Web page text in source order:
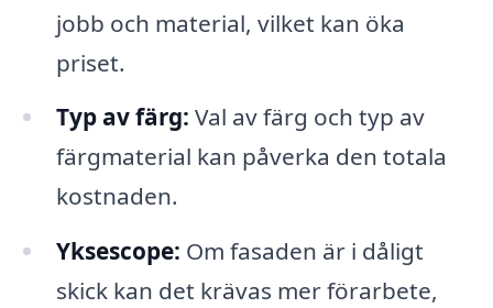
jobb och material, vilket kan öka
priset.
Typ av färg: Val av färg och typ av
färgmaterial kan påverka den totala
kostnaden.
Yksescope: Om fasaden är i dåligt
skick kan det krävas mer förarbete,